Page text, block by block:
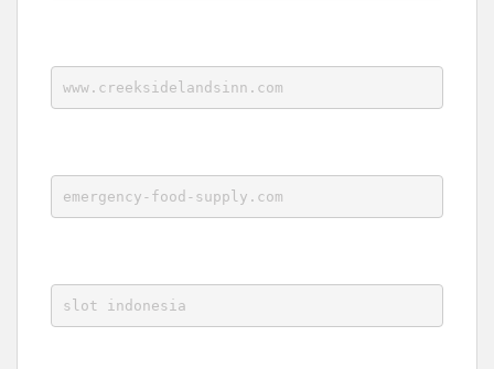
www.creeksidelandsinn.com
emergency-food-supply.com
slot indonesia